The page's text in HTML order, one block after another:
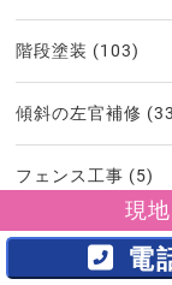
現
電
階段塗装 (103)
傾斜の左官補修
フェンス工事 (5)
土間工事(10)